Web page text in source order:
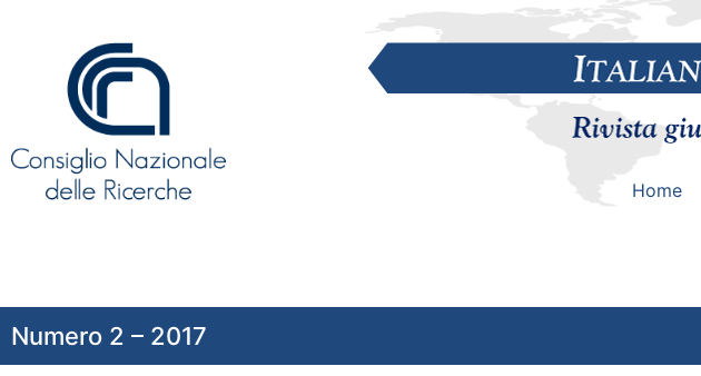
Home
Numero 2 – 2017